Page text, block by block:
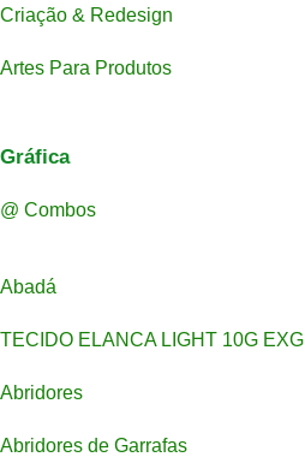
Criação & Redesign
Artes Para Produtos
Gráfica
@ Combos
Abadá
TECIDO ELANCA LIGHT 10G EXG
Abridores
Abridores de Garrafas